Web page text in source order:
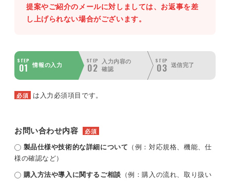
提案やご紹介のメールに対しましては、お返事を差
し上げられない場合がございます。
STEP
01 情報の入力
STEP
02
入力内容の
確認
STEP
03 送信完了
必須 は入力必須項目です。
お問い合わせ内容 必須
製品仕様や技術的な詳細について （例：対応規格、機能、仕
様の確認など）
購入方法や導入に関するご相談 （例：購入の流れ、取り扱い